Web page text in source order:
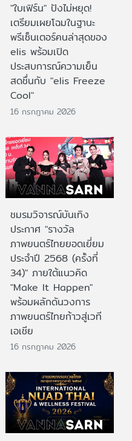
"ใบเฟิร์น" ปังไม่หยุด!
เตรียมเผยโฉมในฐานะ
พรีเซ็นเตอร์คนล่าสุดของ
elis พร้อมเปิด
ประสบการณ์ความเย็น
สดชื่นกับ "elis Freeze
Cool"
16 กรกฎาคม 2026
ชมรมวิจารณ์บันเทิง
ประกาศ "รางวัล
ภาพยนตร์ไทยยอดเยี่ยม
ประจําปี 2568 (ครั้งที่
34)" ภายใต้แนวคิด
"Make It Happen"
พร้อมผลักดันวงการ
ภาพยนตร์ไทยก้าวสู่เวที
เอเชีย
16 กรกฎาคม 2026